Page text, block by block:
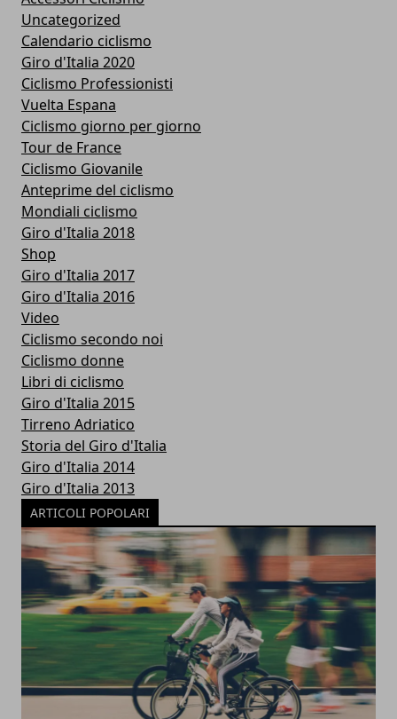
Uncategorized
Calendario ciclismo
Giro d'Italia 2020
Ciclismo Professionisti
Vuelta Espana
Ciclismo giorno per giorno
Tour de France
Ciclismo Giovanile
Anteprime del ciclismo
Mondiali ciclismo
Giro d'Italia 2018
Shop
Giro d'Italia 2017
Giro d'Italia 2016
Video
Ciclismo secondo noi
Ciclismo donne
Libri di ciclismo
Giro d'Italia 2015
Tirreno Adriatico
Storia del Giro d'Italia
Giro d'Italia 2014
Giro d'Italia 2013
ARTICOLI POPOLARI